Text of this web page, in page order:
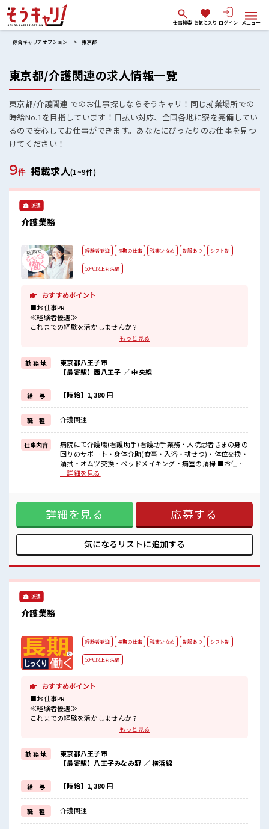
仕事検索 お気に入り ログイン メニュー
綜合キャリアオプション 東京都
東京都/介護関連の求人情報一覧
東京都/介護関連 でのお仕事探しならそうキャリ！同じ就業場所での
時給No.1を目指しています！日払い対応、全国各地に寮を完備してい
るので安心してお仕事ができます。あなたにぴったりのお仕事を見つ
けてください！
9件 掲載求人(1~9件)
派遣
介護業務
経験者歓迎 長期の仕事 残業少なめ 制服あり シフト制
50代以上も活躍
おすすめポイント
■お仕事PR
≪経験者優遇≫
これまでの経験を活かしませんか？
≪プライベートが充実する≫
場合によってはお願いすることもありますが、
残業はほとんどナシ！
≪動きやすい制服アリ≫
制服があるので、
毎日の服装の悩み解消♪
≪自分に向いている仕事が探せる≫
困った事などがあれば、
担当がしっかりサポートします！
■職場の雰囲気
残業は少なめ！
たまに残業するくらいなら…という方、
チョットだけの経験もしっかり活かせます！
もっと見る
勤 務 地
東京都八王子市
【最寄駅】西八王子 ／ 中央線
給 与 【時給】1,380 円
職 種 介護関連
仕事内容
病院にて介護職(看護助手)看護助手業務・入院患者さまの身の
回りのサポート・身体介助(食事・入浴・排せつ)・体位交換・
清拭・オムツ交換・ベッドメイキング・病室の清掃 ■お仕事
PR ≪経験者優遇≫ これまでの経験を活かしませんか？ ブラン
もありますが、 残業はほとんどナシ！ ≪動きやすい制服アリ
≫ 制服があるので、 毎日の服装の悩み解消♪ ≪自分に向いて
いる仕事が探せる≫ 困った事などがあれば、 担当がしっかり
サポートします！ ■職場の雰囲気 残業は少なめ！ たまに残業
するくらいなら…という方、 応募お待ちしております！ 経験
者歓迎☆ チョットだけの経験もしっかり活かせます！
…詳細を見る
詳細を見る 応募する
気になるリストに追加する
派遣
介護業務
経験者歓迎 長期の仕事 残業少なめ 制服あり シフト制
50代以上も活躍
おすすめポイント
■お仕事PR
≪経験者優遇≫
これまでの経験を活かしませんか？
≪時間にメリハリを≫
残業はほとんどナシ！
場合によってはお願いすることもあります♪
≪ラクラク制服アリ≫
制服があるので、
毎日の服装の悩み解消♪
≪自分に向いている仕事が探せる≫
困った事などがあれば、
担当がしっかりサポートします！
もっと見る
勤 務 地
東京都八王子市
【最寄駅】八王子みなみ野 ／ 横浜線
給 与 【時給】1,380 円
職 種 介護関連